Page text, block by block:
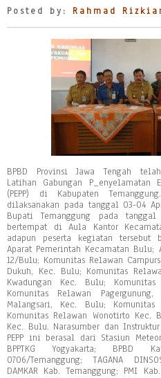
Posted by: Rahmad
BPBD Provinsi Jawa Tengah
Latihan Gabungan P_enyelamatan
(PEPP) di Kabupaten
dilaksanakan pada tanggal 03-04
Bupati Temanggung pada
bertempat di Aula Kantor
adapun peserta kegiatan tersebut
Aparat Pemerintah Kecamatan
12/Bulu; Komunitas Relawan
Dukuh, Kec. Bulu; Komunitas
Kwadungan Kec. Bulu;
Komunitas Relawan
Malangsari, Kec. Bulu;
Komunitas Relawan Wonotirto Kec.
Kec. Bulu. Narasumber dan
PEPP ini berasal dari Stasiun
BPPTKG Yogyakarta; BPBD
0706/Temanggung; TAGANA
DAMKAR Kab. Temanggung; PMI